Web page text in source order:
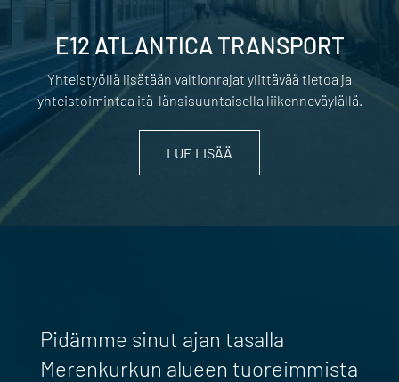
E12 ATLANTICA TRANSPORT
Yhteistyöllä lisätään valtionrajat ylittävää tietoa ja
yhteistoimintaa itä-länsisuuntaisella liikenneväylällä.
LUE LISÄÄ
Pidämme sinut ajan tasalla
Merenkurkun alueen tuoreimmista